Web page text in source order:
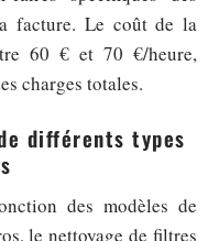
facture. Le coût de la
60 € et 70 €/heure,
charges totales.
différents types
des modèles de
le nettoyage de filtres